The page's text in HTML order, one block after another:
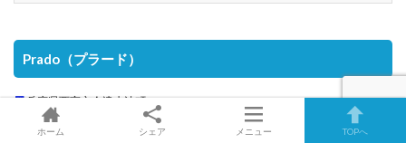
Prado（プラード）
兵庫県西宮市今津水波町12-13
竹下ハイツ202
TEL&FAX 0798(23)0801
ホーム シェア メニュー TOPへ